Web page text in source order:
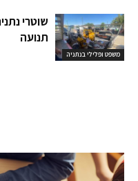
משפט ופלילי בנתניה
תנועה